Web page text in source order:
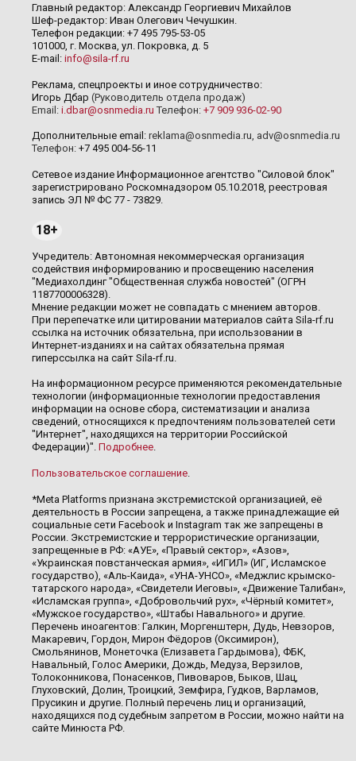
Главный редактор: Александр Георгиевич Михайлов
Шеф-редактор: Иван Олегович Чечушкин.
Телефон редакции: +7 495 795-53-05
101000, г. Москва, ул. Покровка, д. 5
E-mail: info@sila-rf.ru
Реклама, спецпроекты и иное сотрудничество:
Игорь Дбар (Руководитель отдела продаж)
Email: i.dbar@osnmedia.ru Телефон: +7 909 936-02-90
Дополнительные email: reklama@osnmedia.ru adv@osnmedia.ru
Телефон: +7 495 004-56-11
Сетевое издание Информационное агентство "Силовой блок"
зарегистрировано Роскомнадзором 05.10.2018, реестровая
запись ЭЛ № ФС 77 - 73829.
18+
Учредитель: Автономная некоммерческая организация
содействия информированию и просвещению населения
"Медиахолдинг "Общественная служба новостей" (ОГРН
1187700006328).
Мнение редакции может не совпадать с мнением авторов.
При перепечатке или цитировании материалов сайта Sila-rf.ru
ссылка на источник обязательна, при использовании в
Интернет-изданиях и на сайтах обязательна прямая
гиперссылка на сайт Sila-rf.ru.
На информационном ресурсе применяются рекомендательные
технологии (информационные технологии предоставления
информации на основе сбора, систематизации и анализа
сведений, относящихся к предпочтениям пользователей сети
"Интернет", находящихся на территории Российской
Федерации)". Подробнее
Пользовательское соглашение
*Meta Platforms признана экстремистской организацией, её
деятельность в России запрещена, а также принадлежащие ей
социальные сети Facebook и Instagram так же запрещены в
России. Экстремистские и террористические организации,
запрещенные в РФ: «АУЕ», «Правый сектор», «Азов»,
«Украинская повстанческая армия», «ИГИЛ» (ИГ, Исламское
государство), «Аль-Каида», «УНА-УНСО», «Меджлис крымско-
татарского народа», «Свидетели Иеговы», «Движение Талибан»,
«Исламская группа», «Добровольчий рух», «Чёрный комитет»,
«Мужское государство», «Штабы Навального» и другие.
Перечень иноагентов: Галкин, Моргенштерн, Дудь, Невзоров,
Макаревич, Гордон, Мирон Фёдоров (Оксимирон),
Смольянинов, Монеточка (Елизавета Гардымова), ФБК,
Навальный, Голос Америки, Дождь, Медуза, Верзилов,
Толоконникова, Понасенков, Пивоваров, Быков, Шац,
Глуховский, Долин, Троицкий, Земфира, Гудков, Варламов,
Прусикин и другие. Полный перечень лиц и организаций,
находящихся под судебным запретом в России, можно найти на
сайте Минюста РФ.